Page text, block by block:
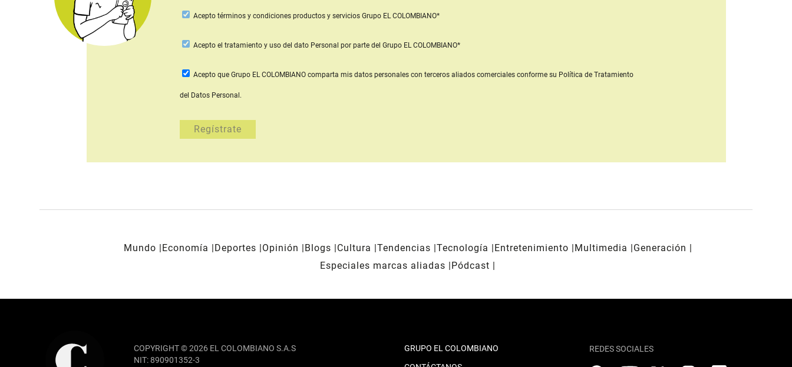
Acepto términos y condiciones productos y servicios Grupo EL COLOMBIANO*
Aceptoel tratamiento y uso del dato Personal por parte del Grupo EL COLOMBIANO*
Acepto que Grupo EL COLOMBIANO comparta mis datos personales con terceros aliados comercialesconforme su Política de Tratamiento
del Datos Personal.
Mundo Economía Deportes Opinión Blogs Cultura Tendencias Tecnología Entretenimiento Multimedia
Generación
Especiales marcas aliadas
Pódcast
COPYRIGHT © 2026 EL COLOMBIANO S.A.S
NIT: 890901352-3
GRUPO EL COLOMBIANO
REDES SOCIALES